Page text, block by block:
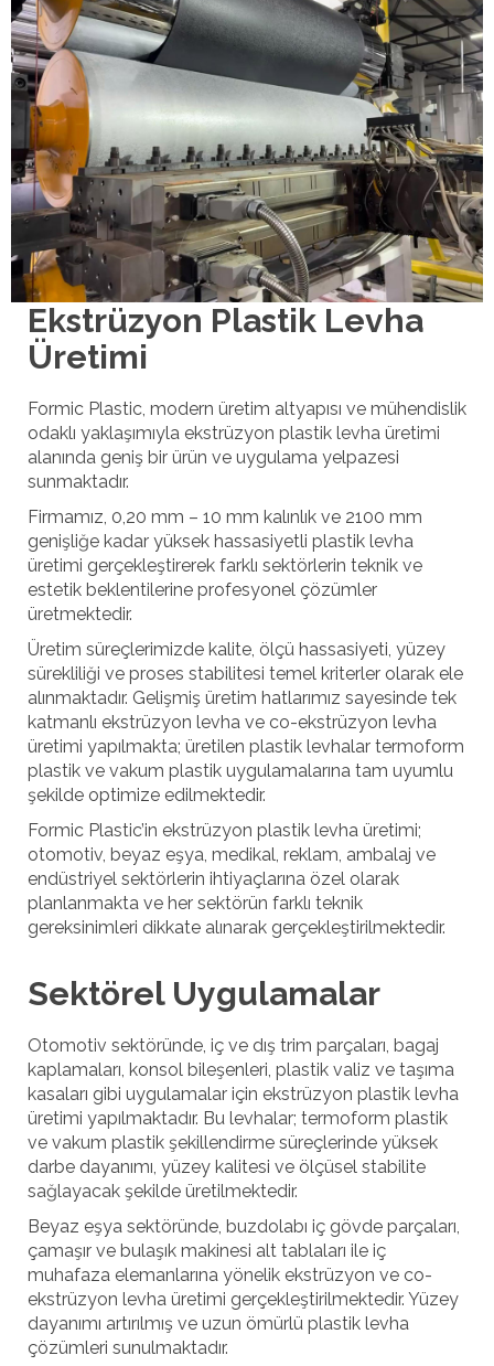
Ekstrüzyon Plastik Levha
Üretimi
Formic Plastic, modern üretim altyapısı ve mühendislik
odaklı yaklaşımıyla ekstrüzyon plastik levha üretimi
alanında geniş bir ürün ve uygulama yelpazesi
sunmaktadır.
Firmamız, 0,20 mm – 10 mm kalınlık ve 2100 mm
genişliğe kadar yüksek hassasiyetli plastik levha
üretimi gerçekleştirerek farklı sektörlerin teknik ve
estetik beklentilerine profesyonel çözümler
üretmektedir.
Üretim süreçlerimizde kalite, ölçü hassasiyeti, yüzey
sürekliliği ve proses stabilitesi temel kriterler olarak ele
alınmaktadır. Gelişmiş üretim hatlarımız sayesinde tek
katmanlı ekstrüzyon levha ve co-ekstrüzyon levha
üretimi yapılmakta; üretilen plastik levhalar termoform
plastik ve vakum plastik uygulamalarına tam uyumlu
şekilde optimize edilmektedir.
Formic Plastic’in ekstrüzyon plastik levha üretimi;
otomotiv, beyaz eşya, medikal, reklam, ambalaj ve
endüstriyel sektörlerin ihtiyaçlarına özel olarak
planlanmakta ve her sektörün farklı teknik
gereksinimleri dikkate alınarak gerçekleştirilmektedir.
Sektörel Uygulamalar
Otomotiv sektöründe, iç ve dış trim parçaları, bagaj
kaplamaları, konsol bileşenleri, plastik valiz ve taşıma
kasaları gibi uygulamalar için ekstrüzyon plastik levha
üretimi yapılmaktadır. Bu levhalar; termoform plastik
ve vakum plastik şekillendirme süreçlerinde yüksek
darbe dayanımı, yüzey kalitesi ve ölçüsel stabilite
sağlayacak şekilde üretilmektedir.
Beyaz eşya sektöründe, buzdolabı iç gövde parçaları,
çamaşır ve bulaşık makinesi alt tablaları ile iç
muhafaza elemanlarına yönelik ekstrüzyon ve co-
ekstrüzyon levha üretimi gerçekleştirilmektedir. Yüzey
dayanımı artırılmış ve uzun ömürlü plastik levha
çözümleri sunulmaktadır.